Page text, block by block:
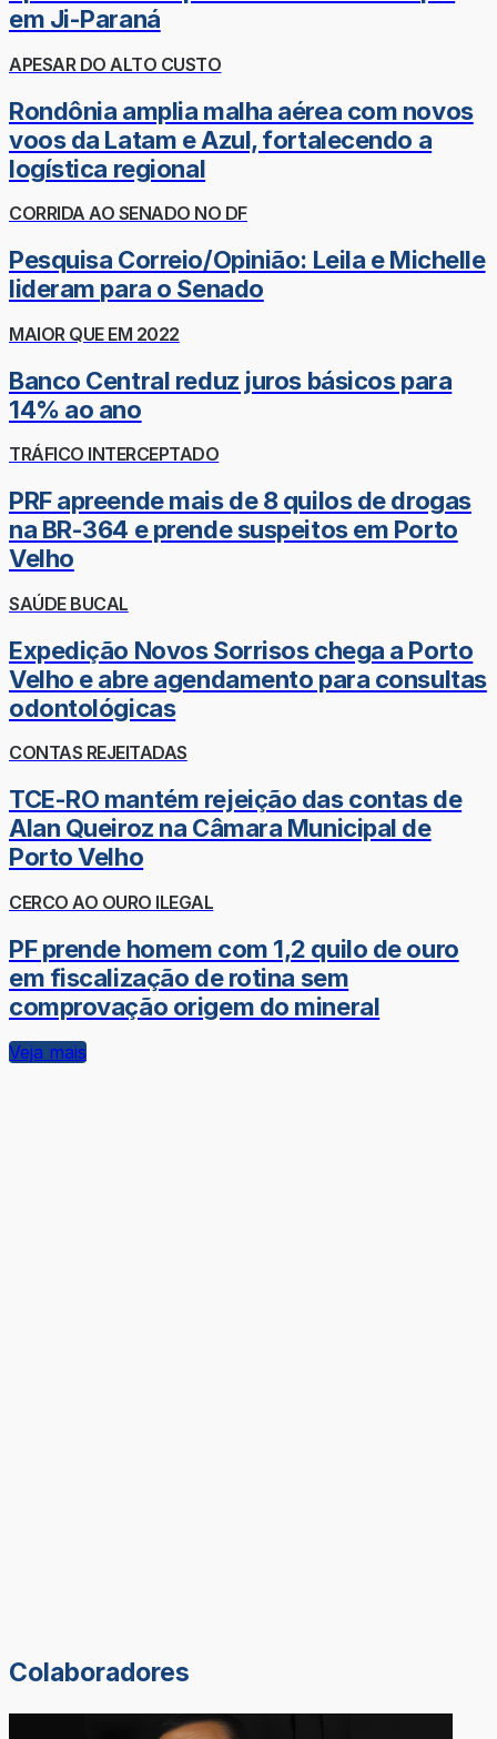
em Ji-Paraná
APESAR DO ALTO CUSTO
Rondônia amplia malha aérea com novos
voos da Latam e Azul, fortalecendo a
logística regional
CORRIDA AO SENADO NO DF
Pesquisa Correio/Opinião: Leila e Michelle
lideram para o Senado
MAIOR QUE EM 2022
Banco Central reduz juros básicos para
14% ao ano
TRÁFICO INTERCEPTADO
PRF apreende mais de 8 quilos de drogas
na BR-364 e prende suspeitos em Porto
Velho
SAÚDE BUCAL
Expedição Novos Sorrisos chega a Porto
Velho e abre agendamento para consultas
odontológicas
CONTAS REJEITADAS
TCE-RO mantém rejeição das contas de
Alan Queiroz na Câmara Municipal de
Porto Velho
CERCO AO OURO ILEGAL
PF prende homem com 1,2 quilo de ouro
em fiscalização de rotina sem
comprovação origem do mineral
Veja mais
Colaboradores